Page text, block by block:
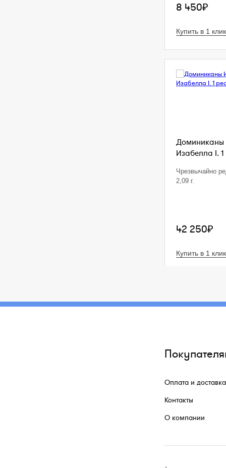
8 450₽
Купить в 1 клик
Доминиканы
Изабелла I. 1
Чрезвычайно
2,09 г.
42 250₽
Купить в 1 клик
Оплата и доставка
Контакты
О компании